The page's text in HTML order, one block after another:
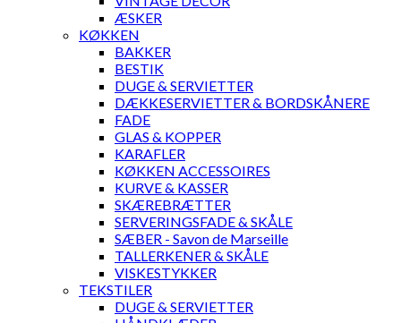
ÆSKER
KØKKEN
BAKKER
BESTIK
DUGE & SERVIETTER
DÆKKESERVIETTER & BORDSKÅNERE
FADE
GLAS & KOPPER
KARAFLER
KØKKEN ACCESSOIRES
KURVE & KASSER
SKÆREBRÆTTER
SERVERINGSFADE & SKÅLE
SÆBER - Savon de Marseille
TALLERKENER & SKÅLE
VISKESTYKKER
TEKSTILER
DUGE & SERVIETTER